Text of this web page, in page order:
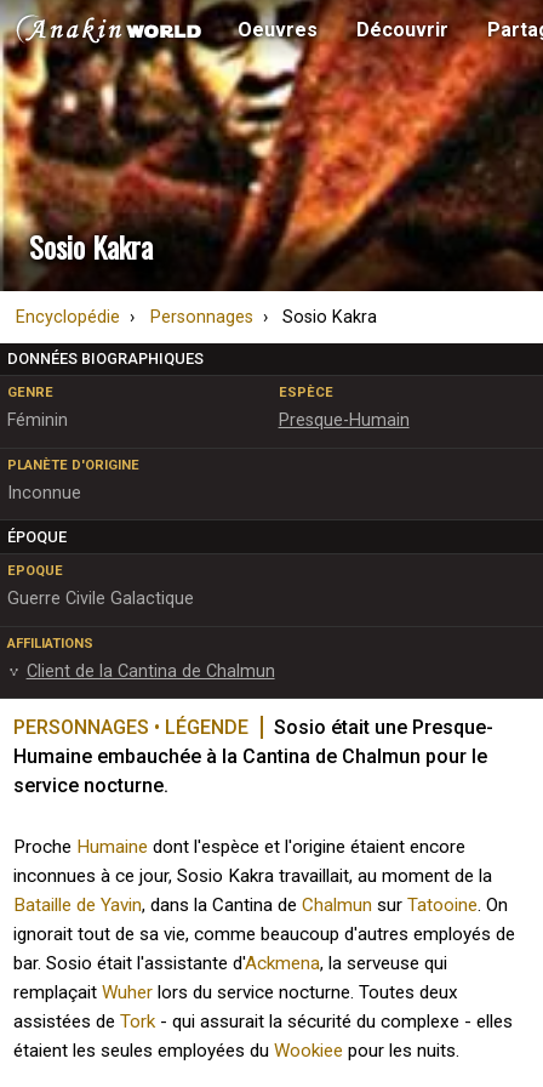
Oeuvres Découvrir
Sosio Kakra
Encyclopédie Personnages Sosio Kakra
DONNÉES BIOGRAPHIQUES
GENRE
Féminin
ESPÈCE
Presque-Humain
PLANÈTE D'ORIGINE
Inconnue
ÉPOQUE
EPOQUE
Guerre Civile Galactique
AFFILIATIONS
Client de la Cantina de Chalmun
PERSONNAGES • LÉGENDE
Sosio était une Presque-
Humaine embauchée à la Cantina de Chalmun pour le
service nocturne.
Proche Humaine dont l'espèce et l'origine étaient encore
inconnues à ce jour, Sosio Kakra travaillait, au moment de la
Bataille de Yavin, dans la Cantina deChalmun surTatooine. On
ignorait tout de sa vie, comme beaucoup d'autres employés de
bar. Sosio était l'assistante d'Ackmena, la serveuse qui
remplaçaitWuher lors du service nocturne. Toutes deux
assistées deTork - qui assurait la sécurité du complexe - elles
étaient les seules employées duWookiee pour les nuits.